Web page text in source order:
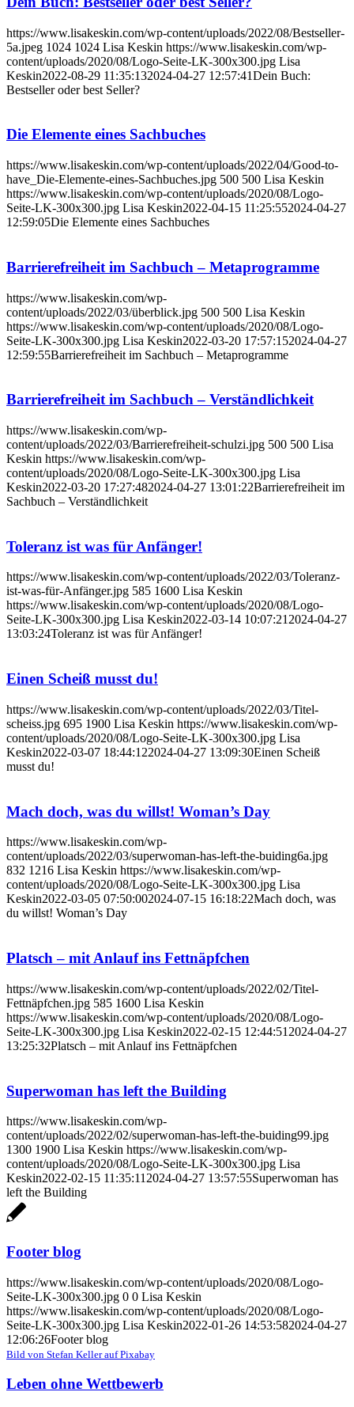
https://www.lisakeskin.com/wp-content/uploads/2022/08/Bestseller-
5a.jpeg 1024 1024 Lisa Keskin https://www.lisakeskin.com/wp-
content/uploads/2020/08/Logo-Seite-LK-300x300.jpg Lisa
Keskin2022-08-29 11:35:132024-04-27 12:57:41Dein Buch:
Bestseller oder best Seller?
Die Elemente eines Sachbuches
https://www.lisakeskin.com/wp-content/uploads/2022/04/Good-to-
have_Die-Elemente-eines-Sachbuches.jpg 500 500 Lisa Keskin
https://www.lisakeskin.com/wp-content/uploads/2020/08/Logo-
Seite-LK-300x300.jpg Lisa Keskin2022-04-15 11:25:552024-04-27
12:59:05Die Elemente eines Sachbuches
Barrierefreiheit im Sachbuch – Metaprogramme
https://www.lisakeskin.com/wp-
content/uploads/2022/03/überblick.jpg 500 500 Lisa Keskin
https://www.lisakeskin.com/wp-content/uploads/2020/08/Logo-
Seite-LK-300x300.jpg Lisa Keskin2022-03-20 17:57:152024-04-27
12:59:55Barrierefreiheit im Sachbuch – Metaprogramme
Barrierefreiheit im Sachbuch – Verständlichkeit
https://www.lisakeskin.com/wp-
content/uploads/2022/03/Barrierefreiheit-schulzi.jpg 500 500 Lisa
Keskin https://www.lisakeskin.com/wp-
content/uploads/2020/08/Logo-Seite-LK-300x300.jpg Lisa
Keskin2022-03-20 17:27:482024-04-27 13:01:22Barrierefreiheit im
Sachbuch – Verständlichkeit
Toleranz ist was für Anfänger!
https://www.lisakeskin.com/wp-content/uploads/2022/03/Toleranz-
ist-was-für-Anfänger.jpg 585 1600 Lisa Keskin
https://www.lisakeskin.com/wp-content/uploads/2020/08/Logo-
Seite-LK-300x300.jpg Lisa Keskin2022-03-14 10:07:212024-04-27
13:03:24Toleranz ist was für Anfänger!
Einen Scheiß musst du!
https://www.lisakeskin.com/wp-content/uploads/2022/03/Titel-
scheiss.jpg 695 1900 Lisa Keskin https://www.lisakeskin.com/wp-
content/uploads/2020/08/Logo-Seite-LK-300x300.jpg Lisa
Keskin2022-03-07 18:44:122024-04-27 13:09:30Einen Scheiß
musst du!
Mach doch, was du willst! Woman’s Day
https://www.lisakeskin.com/wp-
content/uploads/2022/03/superwoman-has-left-the-buiding6a.jpg
832 1216 Lisa Keskin https://www.lisakeskin.com/wp-
content/uploads/2020/08/Logo-Seite-LK-300x300.jpg Lisa
Keskin2022-03-05 07:50:002024-07-15 16:18:22Mach doch, was
du willst! Woman’s Day
Platsch – mit Anlauf ins Fettnäpfchen
https://www.lisakeskin.com/wp-content/uploads/2022/02/Titel-
Fettnäpfchen.jpg 585 1600 Lisa Keskin
https://www.lisakeskin.com/wp-content/uploads/2020/08/Logo-
Seite-LK-300x300.jpg Lisa Keskin2022-02-15 12:44:51 2024-04-27
13:25:32Platsch – mit Anlauf ins Fettnäpfchen
Superwoman has left the Building
https://www.lisakeskin.com/wp-
content/uploads/2022/02/superwoman-has-left-the-buiding99.jpg
1300 1900 Lisa Keskin https://www.lisakeskin.com/wp-
content/uploads/2020/08/Logo-Seite-LK-300x300.jpg Lisa
Keskin2022-02-15 11:35:11 2024-04-27 13:57:55Superwoman has
left the Building
Footer blog
https://www.lisakeskin.com/wp-content/uploads/2020/08/Logo-
Seite-LK-300x300.jpg 0 0 Lisa Keskin
https://www.lisakeskin.com/wp-content/uploads/2020/08/Logo-
Seite-LK-300x300.jpg Lisa Keskin2022-01-26 14:53:582024-04-27
12:06:26Footer blog
Bild von Stefan Keller auf Pixabay
Leben ohne Wettbewerb